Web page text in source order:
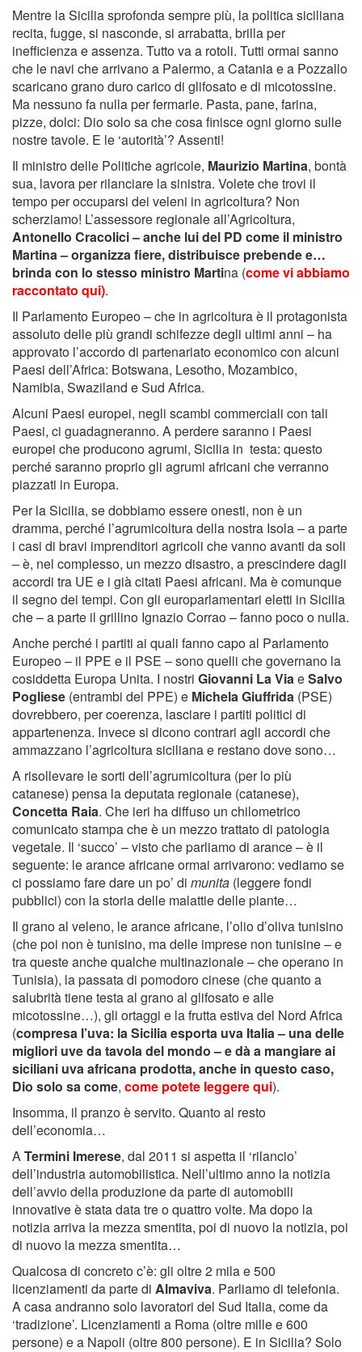
Mentre la Sicilia sprofonda sempre più, la politica siciliana
recita, fugge, si nasconde, si arrabatta, brilla per
inefficienza e assenza. Tutto va a rotoli. Tutti ormai sanno
che le navi che arrivano a Palermo, a Catania e a Pozzallo
scaricano grano duro carico di glifosato e di micotossine.
Ma nessuno fa nulla per fermarle. Pasta, pane, farina,
pizze, dolci: Dio solo sa che cosa finisce ogni giorno sulle
nostre tavole. E le ‘autorità’? Assenti!
Il ministro delle Politiche agricole, Maurizio Martina, bontà
sua, lavora per rilanciare la sinistra. Volete che trovi il
tempo per occuparsi dei veleni in agricoltura? Non
scherziamo! L’assessore regionale all’Agricoltura,
Antonello Cracolici – anche lui del PD come il ministro
Martina – organizza fiere, distribuisce prebende e…
brinda con lo stesso ministro Martina (come vi abbiamo
raccontato qui).
Il Parlamento Europeo – che in agricoltura è il protagonista
assoluto delle più grandi schifezze degli ultimi anni – ha
approvato l’accordo di partenariato economico con alcuni
Paesi dell’Africa: Botswana, Lesotho, Mozambico,
Namibia, Swaziland e Sud Africa.
Alcuni Paesi europei, negli scambi commerciali con tali
Paesi, ci guadagneranno. A perdere saranno i Paesi
europei che producono agrumi, Sicilia in testa: questo
perché saranno proprio gli agrumi africani che verranno
piazzati in Europa.
Per la Sicilia, se dobbiamo essere onesti, non è un
dramma, perché l’agrumicoltura della nostra Isola – a parte
i casi di bravi imprenditori agricoli che vanno avanti da soli
– è, nel complesso, un mezzo disastro, a prescindere dagli
accordi tra UE e i già citati Paesi africani. Ma è comunque
il segno dei tempi. Con gli europarlamentari eletti in Sicilia
che – a parte il grillino Ignazio Corrao – fanno poco o nulla.
Anche perché i partiti ai quali fanno capo al Parlamento
Europeo – il PPE e il PSE – sono quelli che governano la
cosiddetta Europa Unita. I nostri Giovanni La ViaeSalvo
Pogliese (entrambi del PPE) e Michela Giuffrida (PSE)
dovrebbero, per coerenza, lasciare i partiti politici di
appartenenza. Invece si dicono contrari agli accordi che
ammazzano l’agricoltura siciliana e restano dove sono…
A risollevare le sorti dell’agrumicoltura (per lo più
catanese) pensa la deputata regionale (catanese),
Concetta Raia. Che ieri ha diffuso un chilometrico
comunicato stampa che è un mezzo trattato di patologia
vegetale. Il ‘succo’ – visto che parliamo di arance – è il
seguente: le arance africane ormai arrivarono: vediamo se
ci possiamo fare dare un po’ di munita (leggere fondi
pubblici) con la storia delle malattie delle piante…
Il grano al veleno, le arance africane, l’olio d’oliva tunisino
(che poi non è tunisino, ma delle imprese non tunisine – e
tra queste anche qualche multinazionale – che operano in
Tunisia), la passata di pomodoro cinese (che quanto a
salubrità tiene testa al grano al glifosato e alle
micotossine…), gli ortaggi e la frutta estiva del Nord Africa
(compresa l’uva: la Sicilia esporta uva Italia – una delle
migliori uve da tavola del mondo – e dà a mangiare ai
siciliani uva africana prodotta, anche in questo caso,
Dio solo sa come, come potete leggere qui).
Insomma, il pranzo è servito. Quanto al resto
dell’economia…
ATermini Imerese, dal 2011 si aspetta il ‘rilancio’
dell’industria automobilistica. Nell’ultimo anno la notizia
dell’avvio della produzione da parte di automobili
innovative è stata data tre o quattro volte. Ma dopo la
notizia arriva la mezza smentita, poi di nuovo la notizia, poi
di nuovo la mezza smentita…
Qualcosa di concreto c’è: gli oltre 2 mila e 500
licenziamenti da parte di Almaviva. Parliamo di telefonia.
A casa andranno solo lavoratori del Sud Italia, come da
‘tradizione’. Licenziamenti a Roma (oltre mille e 600
persone) e a Napoli (oltre 800 persone). E in Sicilia? Solo